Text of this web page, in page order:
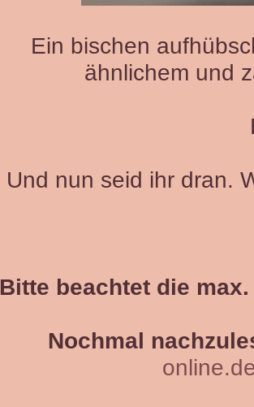
Ein bischen
ähnlichem und
Und nun seid ihr dran.
Bitte beachtet die
Nochmal